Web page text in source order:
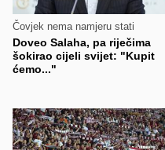
Čovjek nema namjeru stati
Doveo Salaha, pa riječima
šokirao cijeli svijet: "Kupit
ćemo..."